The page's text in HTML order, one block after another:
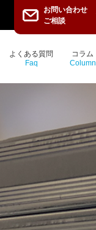
お問い合わせ
ご相談
よくある質問
Faq
コラム
Column